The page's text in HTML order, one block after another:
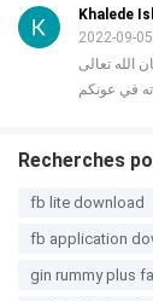
Khalede
2022-09-
الله تعالى
Recherches
fb lite download
fb application
gin rummy plus